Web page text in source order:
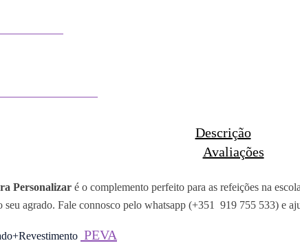
755 533
NOS A IMAGEM
Descrição
Avaliações
Personalizar é o complemento perfeito para as refeições na
seu agrado. Fale connosco pelo whatsapp (+351 919 755 533) e
PEVA